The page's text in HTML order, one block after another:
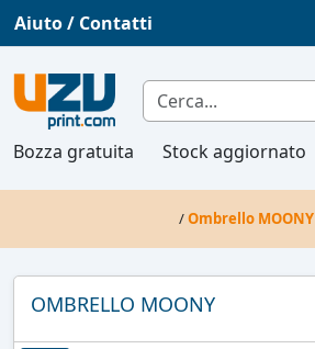
Aiuto / Contatti
Bozza gratuita Stock aggiornato
/Ombrello MOONY
OMBRELLO MOONY